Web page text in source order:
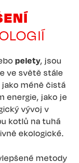
pelety, jsou
ve světě stále
méně čistá
energie, jako je
vývoj v
kotlů na tuhá
ekologické.
metody